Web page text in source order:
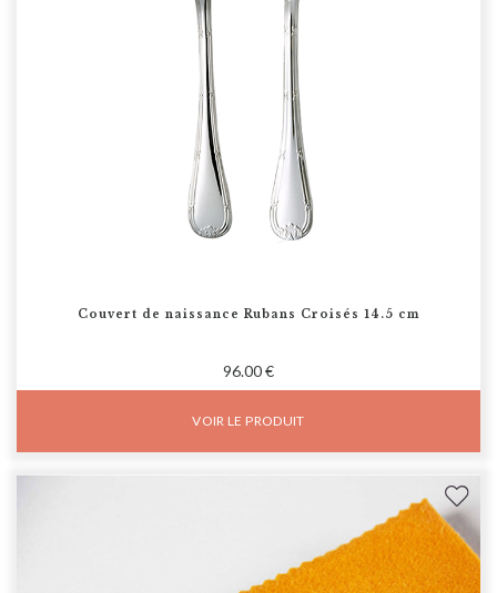
Couvert de naissance Rubans Croisés 14.5 cm
96.00 €
VOIR LE PRODUIT